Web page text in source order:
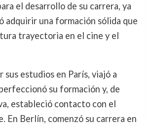
el desarrollo de su carrera, ya
adquirir una formación sólida que
trayectoria en el cine y el
sus estudios en París, viajó a
su formación y, de
estableció contacto con el
En Berlín, comenzó su carrera en